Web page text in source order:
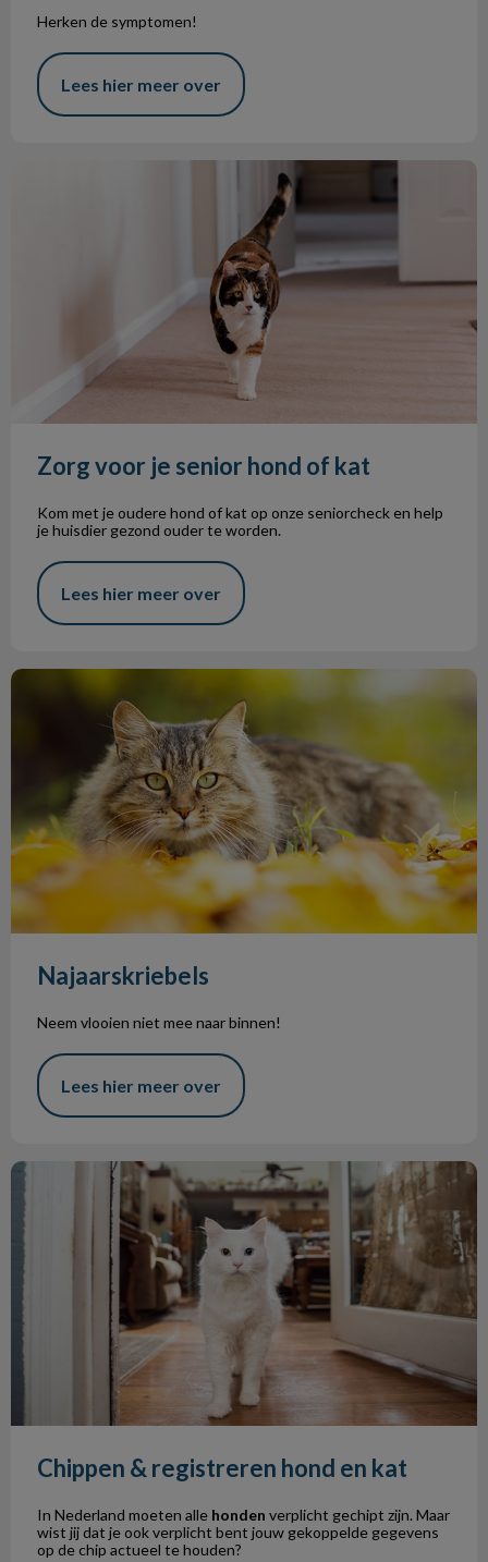
Herken de symptomen!
Lees hier meer over
Zorg voor je senior hond of kat
Kom met je oudere hond of kat op onze seniorcheck en help
je huisdier gezond ouder te worden.
Lees hier meer over
Najaarskriebels
Najaarskriebels
Neem vlooien niet mee naar binnen!
Lees hier meer over
Chippen & registreren hond en kat
Chippen & registreren hond en kat
In Nederland moeten alle honden verplicht gechipt zijn. Maar
wist jij dat je ook verplicht bent jouw gekoppelde gegevens
op de chip actueel te houden?